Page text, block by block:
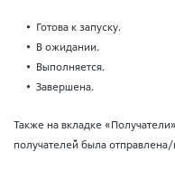
Готова к запуску.
В ожидании.
Выполняется.
Завершена.
Также на вкладке
получателей была